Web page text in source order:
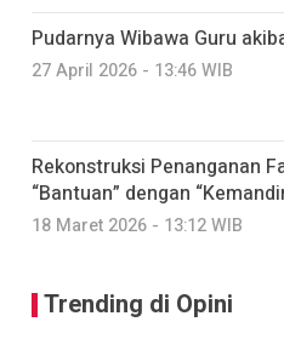
Pudarnya Wibawa Guru
27 April 2026 - 13:46 WIB
Rekonstruksi Penanganan
“Bantuan” dengan
18 Maret 2026 - 13:12 WIB
Trending di Opini